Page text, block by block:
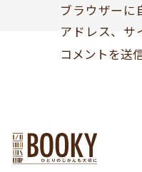
ブラウザーに
アドレス、サ